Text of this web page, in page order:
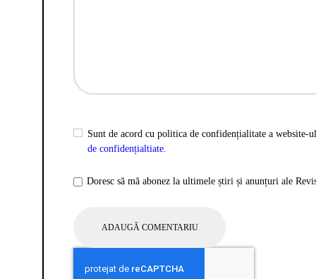
Sunt de acord cu politica de confidențialitate a
de confidențialtiate.
Doresc să mă abonez la ultimele știri și anunțuri ale